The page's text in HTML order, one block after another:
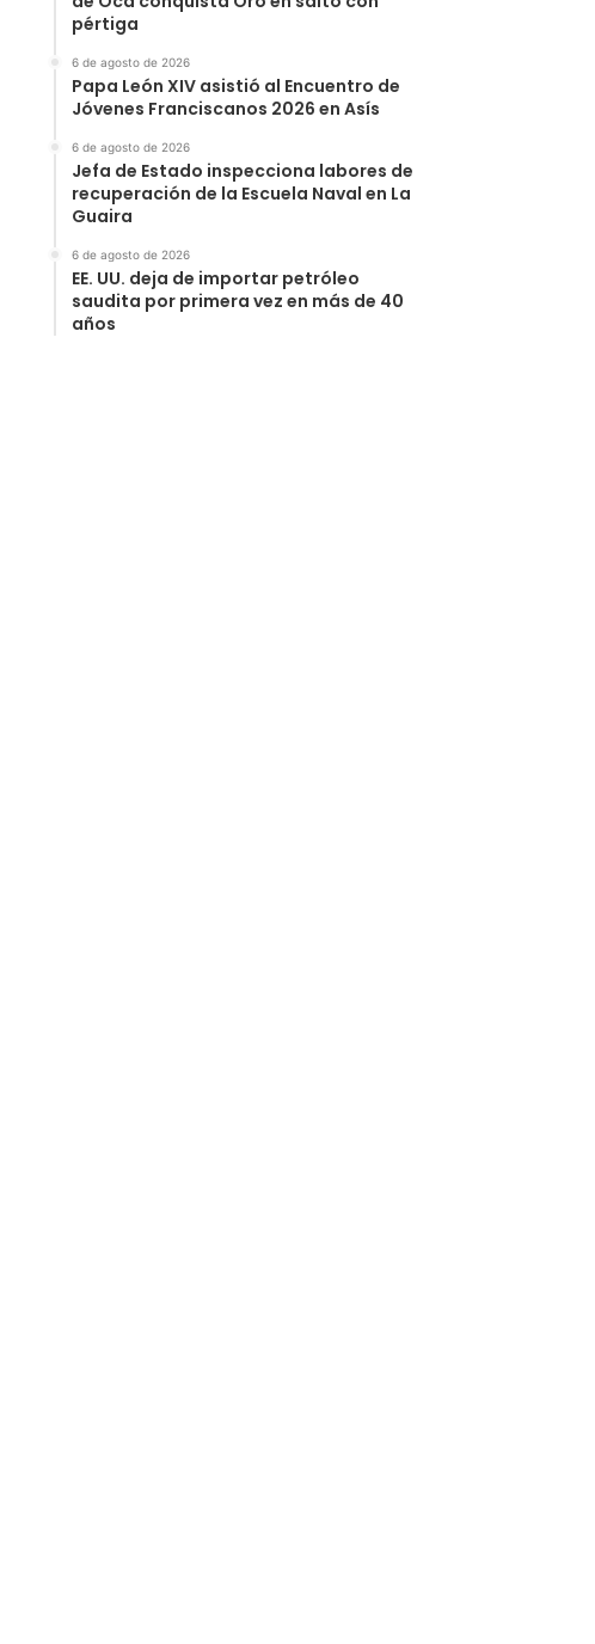
pértiga
6 de agosto de 2026
Papa León XIV asistió al Encuentro de
Jóvenes Franciscanos 2026 en Asís
6 de agosto de 2026
Jefa de Estado inspecciona labores de
recuperación de la Escuela Naval en La
Guaira
6 de agosto de 2026
EE. UU. deja de importar petróleo
saudita por primera vez en más de 40
años